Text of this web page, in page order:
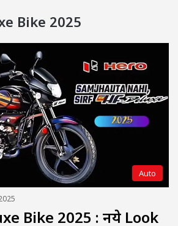
Bike 2025
Auto
Bike 2025 : नये Look